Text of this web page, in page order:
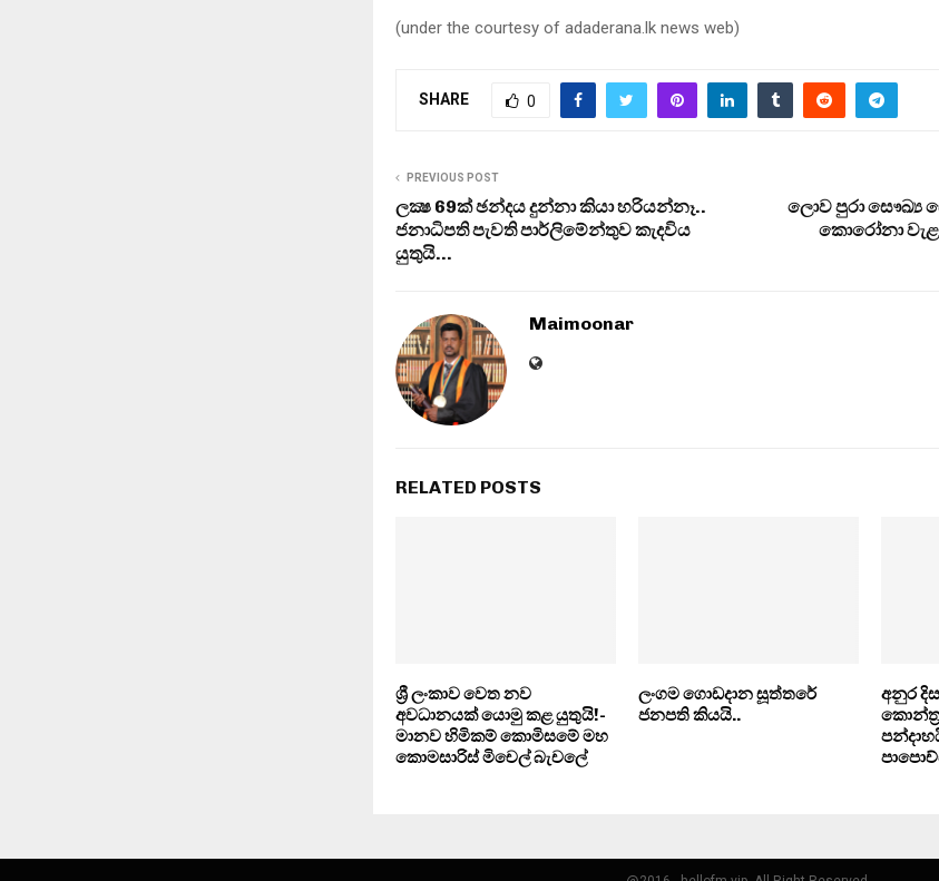
(under the courtesy of adaderana.lk news web)
SHARE 0
PREVIOUS POST
ලක්‍ෂ 69ක් ඡන්දය දුන්නා කියා හරියන්නෑ..
ජනාධිපති පැවති පාර්ලිමේන්තුව කැදවිය
යුතුයි…
ලොව පුරා සෞඛ්‍ය
කොරෝනා
Maimoonar
RELATED POSTS
ශ්‍රී ලංකාව වෙත නව
අවධානයක් යොමු කළ යුතුයි!-
මානව හිමිකම් කොමිසමේ මහ
කොමසාරිස් මිචෙල් බැචලේ
ලංගම ගොඩදාන සූත්තරේ
ජනපති කියයි..
අනුර